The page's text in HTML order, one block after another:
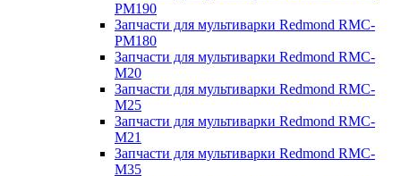
PM190
Запчасти для мультиварки Redmond RMC-
PM180
Запчасти для мультиварки Redmond RMC-
M20
Запчасти для мультиварки Redmond RMC-
M25
Запчасти для мультиварки Redmond RMC-
M21
Запчасти для мультиварки Redmond RMC-
M35